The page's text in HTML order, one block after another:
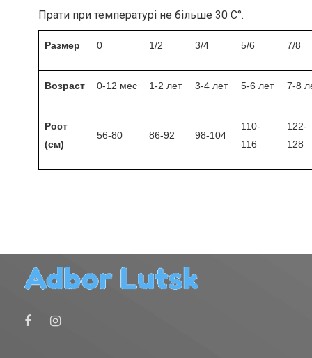
Прати при температурі не більше 30 С°.
Размер 0 1/2 3/4 5/6 7/8
Возраст 0-12 мес 1-2 лет 3-4 лет 5-6 лет 7-8
Рост
(см)
56-80 86-92 98-104
110-
116
122-
128